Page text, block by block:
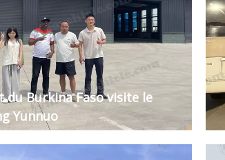
du Burkina Faso visite le
Yunnuo